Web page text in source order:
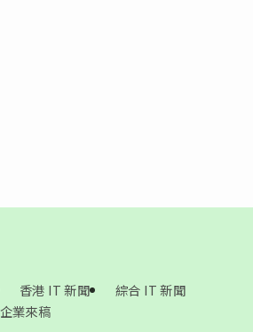
香港 IT 新聞
綜合 IT 新聞
企業來稿